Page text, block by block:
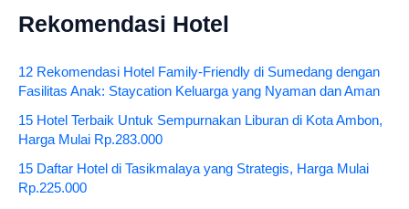
Rekomendasi Hotel
12 Rekomendasi Hotel Family-Friendly di Sumedang dengan
Fasilitas Anak: Staycation Keluarga yang Nyaman dan Aman
15 Hotel Terbaik Untuk Sempurnakan Liburan di Kota Ambon,
Harga Mulai Rp.283.000
15 Daftar Hotel di Tasikmalaya yang Strategis, Harga Mulai
Rp.225.000